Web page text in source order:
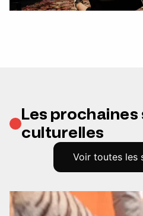
Les
culturelles
Voir toutes les